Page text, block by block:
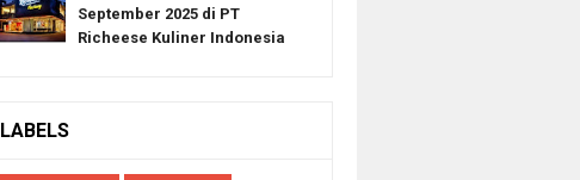
September 2025 di PT
Richeese Kuliner Indonesia
LABELS